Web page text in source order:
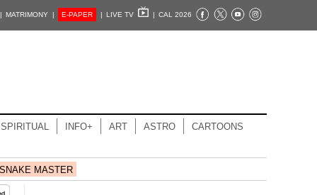
MATRIMONY | E-PAPER | LIVE TV | CAL 2026
SPIRITUAL INFO+ ART ASTRO CARTOONS
MASTER